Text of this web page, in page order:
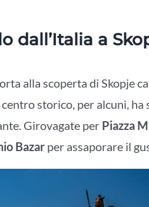
dall’Italia a
alla scoperta di Skopje
storico, per alcuni, ha
Girovagate per Piazza
Bazarper assaporare il